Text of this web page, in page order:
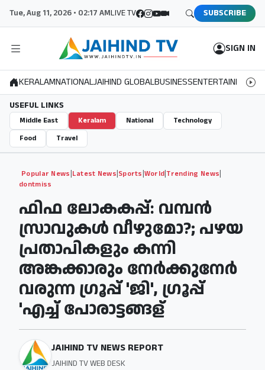
Tue, Aug 11, 2026 • 02:17 AMLIVE TV SUBSCRIBE
SIGN IN
KERALAMNATIONALJAIHIND GLOBALBUSINESSENTERTAINMENT
USEFUL LINKS
Middle East Keralam National
Technology
Food
Travel
Popular News|Latest News|Sports|World|Trending News|
dontmiss
ഫിഫ ലോകകപ്പ്: വമ്പന്‍
സ്രാവുകള്‍ വീഴുമോ?; പഴയ
പ്രതാപികളും കന്നി
അങ്കക്കാരും നേര്‍ക്കുനേര്‍
വരുന്ന ഗ്രൂപ്പ് 'ജി', ഗ്രൂപ്പ്
'എച്ച് പോരാട്ടങ്ങള്
JAIHIND TV NEWS REPORT
JAIHIND TV WEB DESK